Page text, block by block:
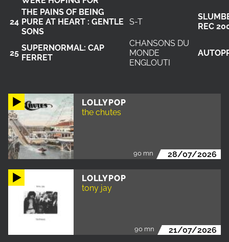
LOLLYPOP
the chutes
90 mn 28/07/2026
LOLLYPOP
tony jay
90 mn 21/07/2026
24
THE PAINS OF BEING
PURE AT HEART : GENTLE
SONS
S-T
REC
25
SUPERNORMAL: CAP
FERRET
CHANSONS DU
MONDE
ENGLOUTI